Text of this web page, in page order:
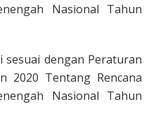
Nasional Tahun
sesuai dengan Peraturan
2020 Tentang Rencana
Nasional Tahun